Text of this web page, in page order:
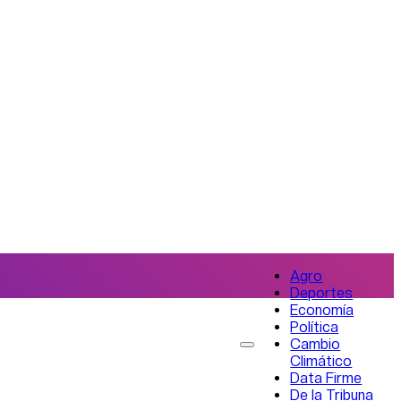
Agro
Deportes
Economía
Política
Cambio
Climático
Data Firme
De la Tribuna